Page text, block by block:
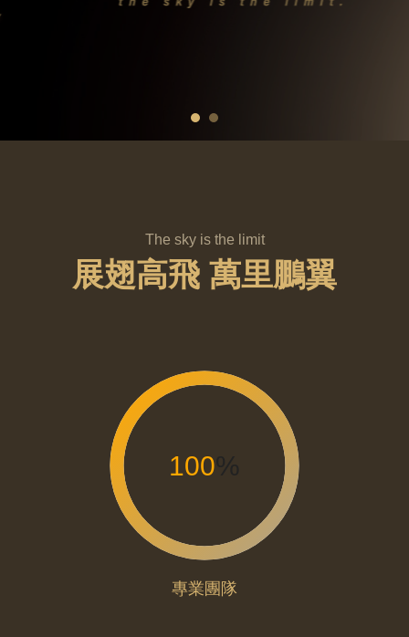
The sky is the limit
展翅高飛 萬里鵬翼
100%
專業團隊